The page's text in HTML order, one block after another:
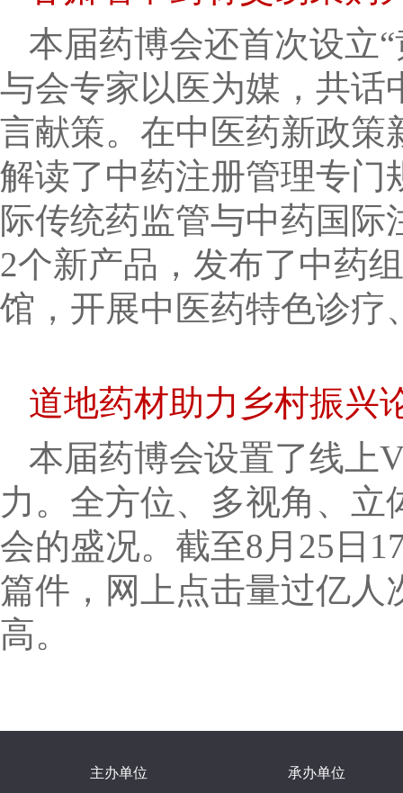
本届药博会还首次设立
与会专家以医为媒，共话
言献策。在中医药新政策
解读了中药注册管理专门
际传统药监管与中药国
2个新产品，发布了中药
馆，开展中医药特色诊疗
道地药材助力乡村振兴
本届药博会设置了线上
力。全方位、多视角、
会的盛况。截至8月25日
篇件，网上点击量过亿人
高。
主办单位 承办单位